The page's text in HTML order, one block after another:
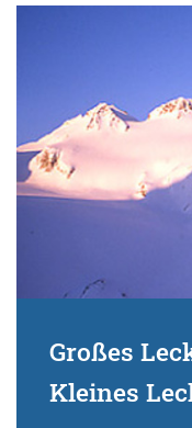
Kondition
von
Suchbegriff:
Großes
Kleines